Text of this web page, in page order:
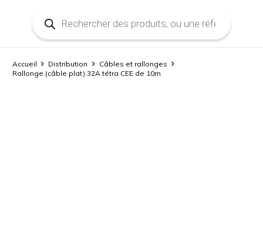
produits
Accueil Distribution
Câbles et rallonges
Rallonge (câble plat) 32A tétra CEE de 10m